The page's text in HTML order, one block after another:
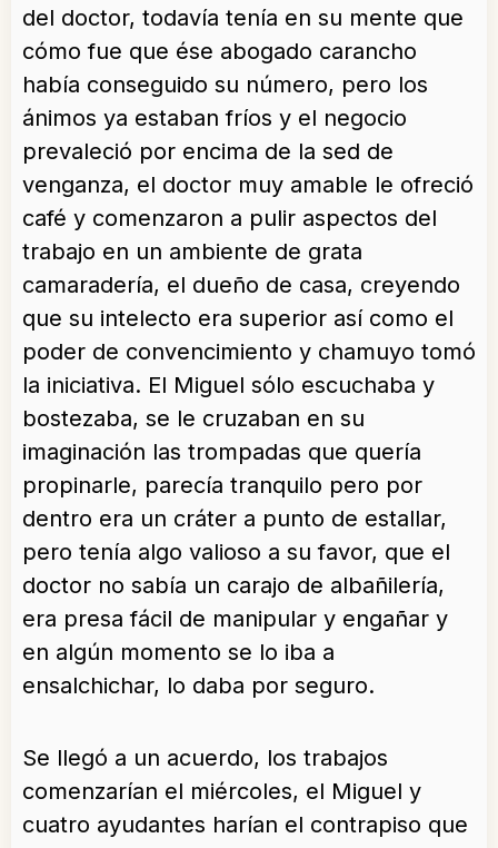
del doctor, todavía tenía en su mente que
cómo fue que ése abogado carancho
había conseguido su número, pero los
ánimos ya estaban fríos y el negocio
prevaleció por encima de la sed de
venganza, el doctor muy amable le ofreció
café y comenzaron a pulir aspectos del
trabajo en un ambiente de grata
camaradería, el dueño de casa, creyendo
que su intelecto era superior así como el
poder de convencimiento y chamuyo tomó
la iniciativa. El Miguel sólo escuchaba y
bostezaba, se le cruzaban en su
imaginación las trompadas que quería
propinarle, parecía tranquilo pero por
dentro era un cráter a punto de estallar,
pero tenía algo valioso a su favor, que el
doctor no sabía un carajo de albañilería,
era presa fácil de manipular y engañar y
en algún momento se lo iba a
ensalchichar, lo daba por seguro.
Se llegó a un acuerdo, los trabajos
comenzarían el miércoles, el Miguel y
cuatro ayudantes harían el contrapiso que